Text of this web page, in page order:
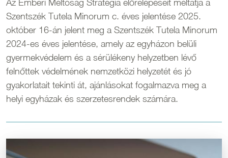
Az Emberi Méltóság Stratégia előrelépéseit méltatja a
Szentszék Tutela Minorum c. éves jelentése 2025.
október 16-án jelent meg a Szentszék Tutela Minorum
2024-es éves jelentése, amely az egyházon belüli
gyermekvédelem és a sérülékeny helyzetben lévő
felnőttek védelmének nemzetközi helyzetét és jó
gyakorlatait tekinti át, ajánlásokat fogalmazva meg a
helyi egyházak és szerzetesrendek számára.